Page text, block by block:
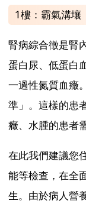
收藏 國際
1樓：霸氣溝壤
腎病綜合徵是腎
蛋白尿、低蛋白
一過性氮質血癥
準」。這樣的患
癥、水腫的患者
在此我們建議您
能等檢查，在全
生。由於病人營